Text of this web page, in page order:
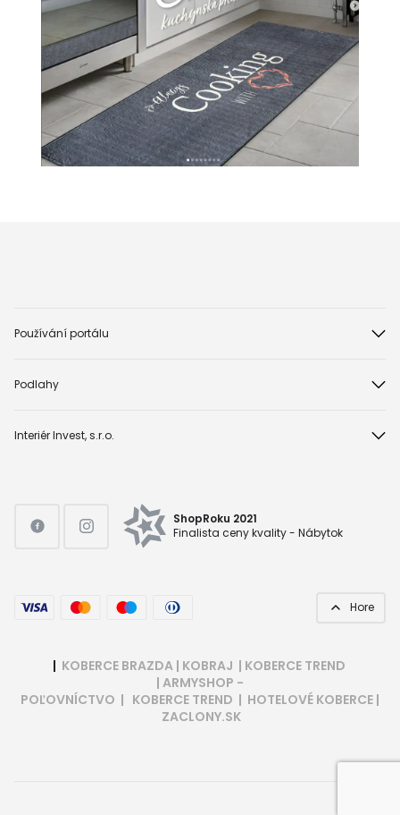
Používání portálu
Podlahy
Interiér Invest, s.r.o.
ShopRoku 2021
Finalista ceny kvality - Nábytok
Hore
| KOBERCE BRAZDA | KOBRAJ | KOBERCE TREND
| ARMYSHOP -
POĽOVNÍCTVO | KOBERCE TREND | HOTELOVÉ KOBERCE |
ZACLONY.SK